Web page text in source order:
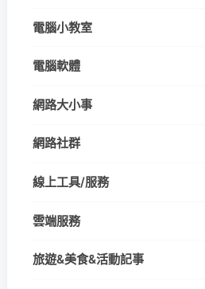
電腦小教室
電腦軟體
網路大小事
網路社群
線上工具/服務
雲端服務
旅遊&美食&活動記事